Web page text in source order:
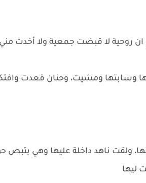
ان روحية لا قبضت جمعية ولا أخدت
وسابتها ومشيت، وحنان قعدت
ولقت ناهد داخلة عليها وهي
ليها